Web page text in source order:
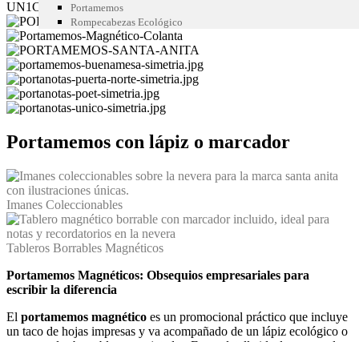
Portamemos
Rompecabezas Ecológico
Portamemos con lápiz o marcador
Imanes Coleccionables
Tableros Borrables Magnéticos
Portamemos Magnéticos: Obsequios empresariales para
escribir la diferencia
El portamemos magnético es un promocional práctico que incluye
un taco de hojas impresas y va acompañado de un lápiz ecológico o